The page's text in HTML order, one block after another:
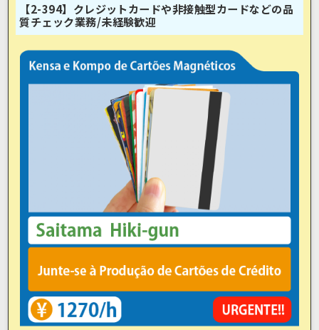
【2-394】クレジットカードや非接触型カードなどの品
質チェック業務/未経験歓迎